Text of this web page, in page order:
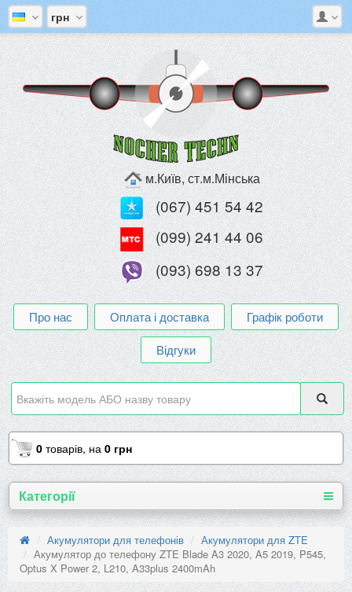
грн
м.Київ, ст.м.Мінська
(067) 451 54 42
(099) 241 44 06
(093) 698 13 37
Про нас Оплата і доставка
Графік роботи
Відгуки
0 товарів, на 0 грн
Категорії
Акумулятори для телефонів
Акумулятори для ZTE
Акумулятор до телефону ZTE Blade A3 2020, A5 2019, P545,
Optus X Power 2, L210, A33plus 2400mAh